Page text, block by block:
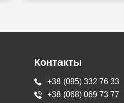
Контакты
+38 (095) 332 76 33
+38 (068) 069 73 77